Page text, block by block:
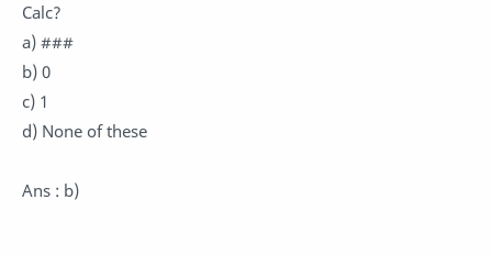
Calc?
a) ###
b) 0
c) 1
d) None of these
Ans : b)